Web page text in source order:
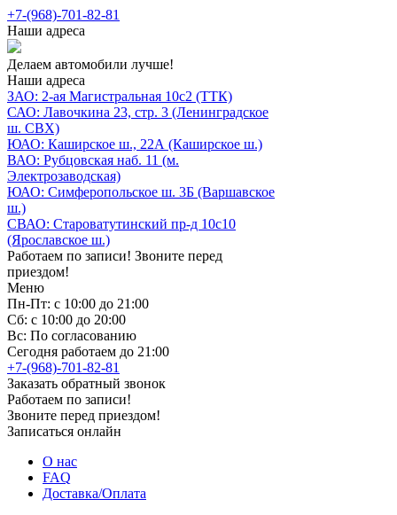
+7-(968)-701-82-81
Наши адреса
Делаем автомобили лучше!
Наши адреса
ЗАО: 2-ая Магистральная 10с2 (ТТК)
САО: Лавочкина 23, стр. 3 (Ленинградское
ш. СВХ)
ЮАО: Каширское ш., 22А (Каширское ш.)
ВАО: Рубцовская наб. 11 (м.
Электрозаводская)
ЮАО: Симферопольское ш. 3Б (Варшавское
ш.)
СВАО: Староватутинский пр-д 10с10
(Ярославское ш.)
Работаем по записи! Звоните перед
приездом!
Меню
Пн-Пт: с 10:00 до 21:00
Сб: с 10:00 до 20:00
Вс: По согласованию
Сегодня работаем до 21:00
+7-(968)-701-82-81
Заказать обратный звонок
Работаем по записи!
Звоните перед приездом!
Записаться онлайн
О нас
FAQ
Доставка/Оплата